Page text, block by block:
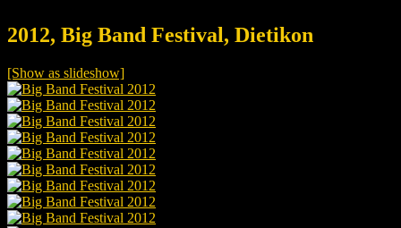
2012, Big Band Festival, Dietikon
[Show as slideshow]